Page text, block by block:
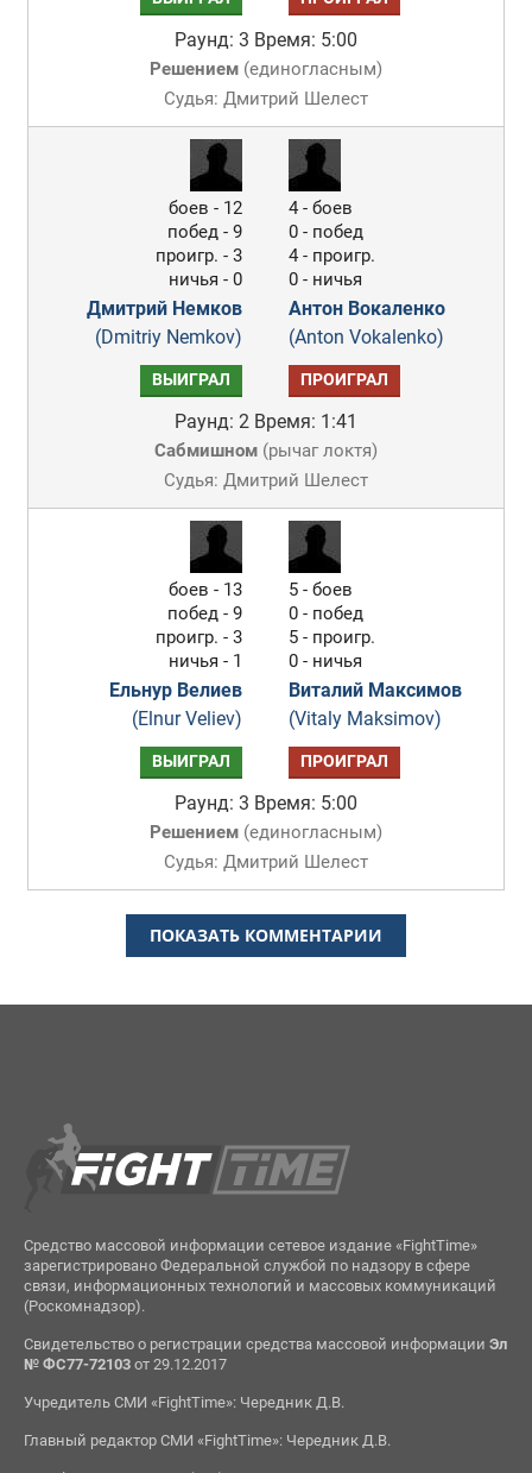
Раунд: 3 Время: 5:00
Решением(единогласным)
Судья: Дмитрий Шелест
боев - 12
побед - 9
проигр. - 3
ничья - 0
Дмитрий Немков
(Dmitriy Nemkov)
4 - боев
0 - побед
4 - проигр.
0 - ничья
Антон Вокаленко
(Anton Vokalenko)
ВЫИГРАЛ ПРОИГРАЛ
Раунд: 2 Время: 1:41
Сабмишном(рычаг локтя)
Судья: Дмитрий Шелест
боев - 13
побед - 9
проигр. - 3
ничья - 1
Ельнур Велиев
(Elnur Veliev)
5 - боев
0 - побед
5 - проигр.
0 - ничья
Виталий Максимов
(Vitaly Maksimov)
ВЫИГРАЛ ПРОИГРАЛ
Раунд: 3 Время: 5:00
Решением(единогласным)
Судья: Дмитрий Шелест
ПОКАЗАТЬ КОММЕНТАРИИ
Средство массовой информации сетевое издание «FightTime»
зарегистрировано Федеральной службой по надзору в сфере
связи, информационных технологий и массовых коммуникаций
(Роскомнадзор).
Свидетельство о регистрации средства массовой информации Эл
№ ФС77-72103от 29.12.2017
Учредитель СМИ «FightTime»: Чередник Д.В.
Главный редактор СМИ «FightTime»: Чередник Д.В.